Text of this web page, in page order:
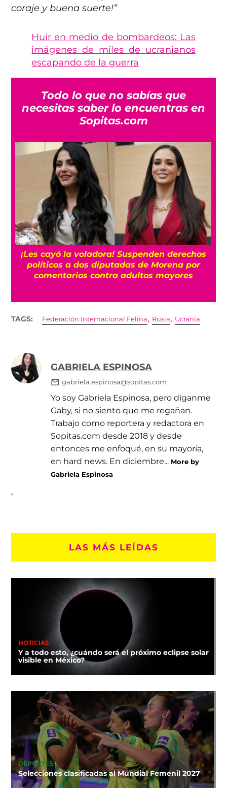
coraje y buena suerte!”
Huir en medio de bombardeos: Las
imágenes de miles de ucranianos
escapando de la guerra
Todo lo que no sabías que
necesitas saber lo encuentras en
Sopitas.com
¡Les cayó la voladora! Suspenden derechos
políticos a dos diputadas de Morena por
comentarios contra adultos mayores
TAGS: Federación Internacional Felina, Rusia, Ucrania
GABRIELA ESPINOSA
gabriela.espinosa@sopitas.com
Yo soy Gabriela Espinosa, pero díganme
Gaby, si no siento que me regañan.
Trabajo como reportera y redactora en
Sopitas.com desde 2018 y desde
entonces me enfoqué, en su mayoría,
en hard news. En diciembre... More by
Gabriela Espinosa
LAS MÁS LEÍDAS
NOTICIAS
Y a todo esto, ¿cuándo será el próximo eclipse solar
visible en México?
DEPORTES
Selecciones clasificadas al Mundial Femenil 2027